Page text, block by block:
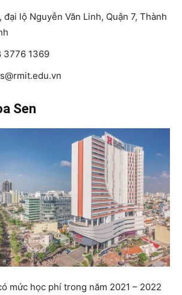
lộ Nguyễn Văn Linh, Quận 7, Thành
3776 1369
Sen
mức học phí trong năm 2021 – 2022